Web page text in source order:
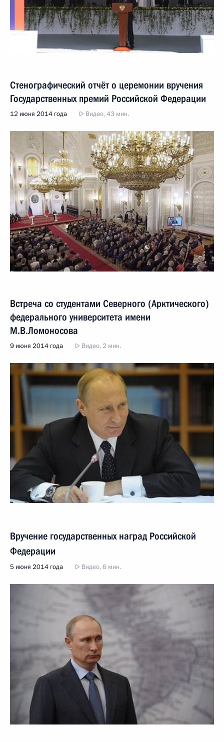
Стенографический отчёт о церемонии вручения
Государственных премий Российской Федерации
12 июня 2014 года Видео, 43 мин.
Встреча со студентами Северного (Арктического)
федерального университета имени
М.В.Ломоносова
9 июня 2014 года Видео, 2 мин.
Вручение государственных наград Российской
Федерации
5 июня 2014 года Видео, 6 мин.